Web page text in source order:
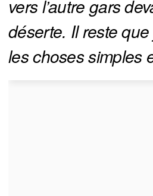
vers l’autre gars
déserte. Il reste
les choses simples